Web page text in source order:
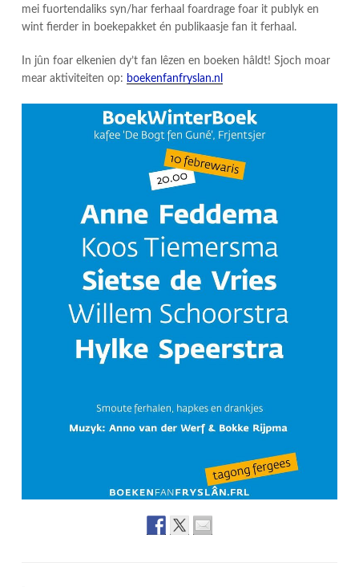
mei fuortendaliks syn/har ferhaal foardrage foar it publyk en
wint fierder in boekepakket én publikaasje fan it ferhaal.
In jûn foar elkenien dy’t fan lêzen en boeken hâldt! Sjoch moar
mear aktiviteiten op: boekenfanfryslan.nl